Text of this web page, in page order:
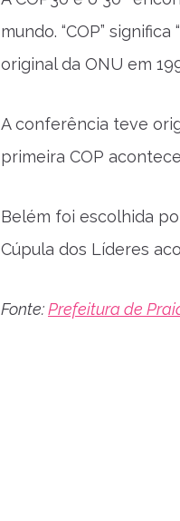
mundo. “COP”
original da ONU em
A conferência teve
primeira COP
Belém foi escolhida
Cúpula dos Líderes
Fonte:Prefeitura de